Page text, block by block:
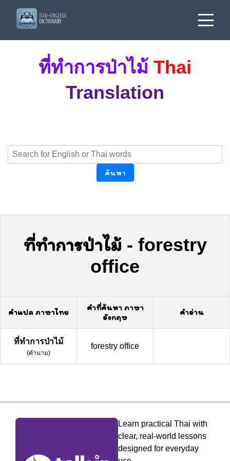
ที่ทำการป่าไม้ Thai
Translation
ค้นหา
ที่ทำการป่าไม้ - forestry
office
คำแปล ภาษาไทย
คำที่ค้นหา ภาษา
อังกฤษ
คำอ่าน
ที่ทำการป่าไม้
(คำนาม)
forestry office
Learn practical Thai with
clear, real-world lessons
designed for everyday